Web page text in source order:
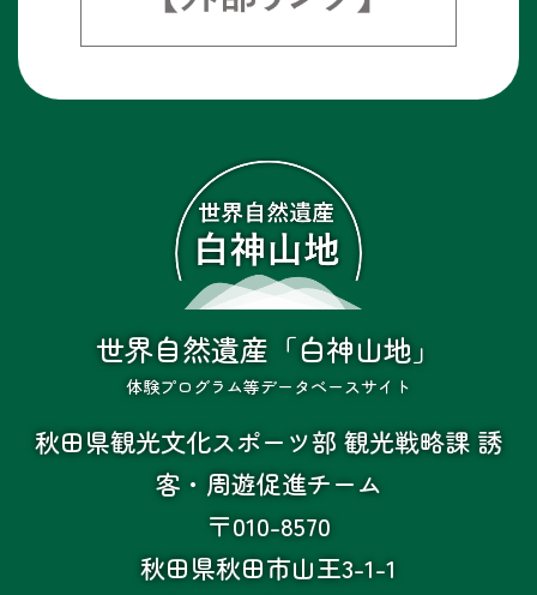
世界自然遺産「白神山地」
体験プログラム等データベースサイト
秋田県観光文化スポーツ部 観光戦略課 誘
客・周遊促進チーム
〒010-8570
秋田県秋田市山王3-1-1